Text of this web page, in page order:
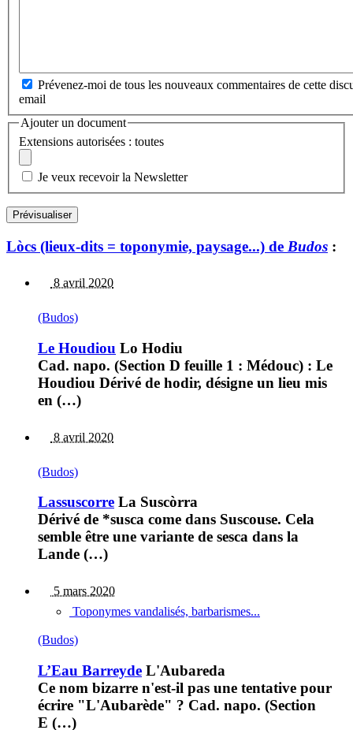
Prévenez-moi de tous les nouveaux commentaires de cette
email
Ajouter un document
Extensions autorisées : toutes
Je veux recevoir la Newsletter
Lòcs (lieux-dits = toponymie, paysage...) de Budos :
8 avril 2020
(Budos)
Le Houdiou Lo Hodiu
Cad. napo. (Section D feuille 1 : Médouc) : Le
Houdiou Dérivé de hodir, désigne un lieu mis
en (…)
8 avril 2020
(Budos)
Lassuscorre La Suscòrra
Dérivé de *susca come dans Suscouse. Cela
semble être une variante de sesca dans la
Lande (…)
5 mars 2020
Toponymes vandalisés, barbarismes...
(Budos)
L’Eau Barreyde L'Aubareda
Ce nom bizarre n'est-il pas une tentative pour
écrire "L'Aubarède" ? Cad. napo. (Section
E (…)